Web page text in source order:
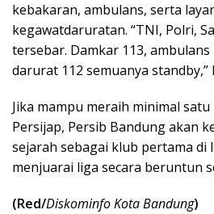
kebakaran, ambulans, serta
kegawatdaruratan. “TNI, Polri,
tersebar. Damkar 113, ambulans
darurat 112 semuanya standby,”
Jika mampu meraih minimal
Persijap, Persib Bandung akan
sejarah sebagai klub pertama di
menjuarai liga secara beruntun
(Red/Diskominfo Kota Bandung)